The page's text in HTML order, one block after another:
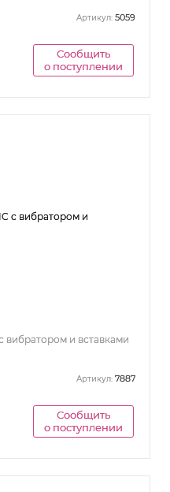
Артикул: 5059
Сообщить
о поступлении
вибратором и вставками
Артикул: 7887
Сообщить
о поступлении